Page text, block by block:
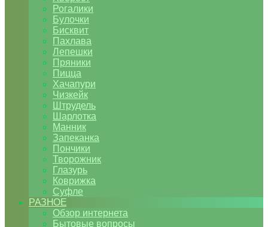
Рогалики
Булочки
Бисквит
Пахлава
Лепешки
Пряники
Пицца
Хачапури
Чизкейк
Штрудель
Шарлотка
Манник
Запеканка
Пончики
Творожник
Глазурь
Коврижка
Суфле
РАЗНОЕ
Обзор интернета
Бытовые вопросы